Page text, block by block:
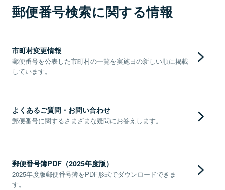
郵便番号検索に関する情報
市町村変更情報
郵便番号を公表した市町村の一覧を実施日の新しい順に掲載
しています。
よくあるご質問・お問い合わせ
郵便番号に関するさまざまな疑問にお答えします。
郵便番号簿PDF（2025年度版）
2025年度版郵便番号簿をPDF形式でダウンロードできま
す。